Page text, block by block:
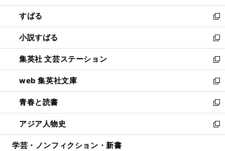
開
く
ウ
で
開
く
ン
ド
ウ
で
開
く
すばる
新
し
い
ウ
ィ
ン
ド
ウ
で
開
く
小説すばる
新
し
い
ウ
ィ
ン
ド
ウ
で
開
集英社 文芸ステーション
新
し
い
ウ
ィ
ン
ド
ウ
web 集英社文庫
新
し
い
ウ
ィ
ン
青春と読書
新
し
い
ウ
アジア人物史
新
し
学芸・ノンフィクション・新書